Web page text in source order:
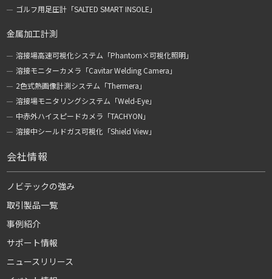
ゴルフ用足圧計「SALTED SMART INSOLE」
金属加工計測
溶接場高速可視化システム「Phantom×可視化照明」
溶接モニターカメラ「Cavitar Welding Camera」
2色式熱画像計測システム「Thermera」
溶接場モニタリングシステム「Weld-Eye」
中赤外ハイスピードカメラ「TACHYON」
溶接中シールドガス可視化「Shield View」
会社情報
ノビテックの強み
取引製品一覧
事例紹介
サポート情報
ニュースリリース